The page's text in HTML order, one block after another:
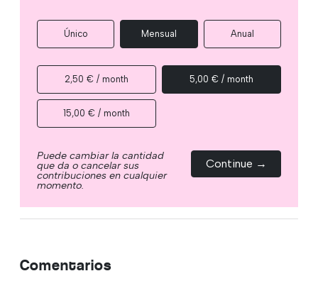
Único Mensual Anual
2,50 € / month 5,00 € / month
15,00 € / month
Puede cambiar la cantidad
que da o cancelar sus
contribuciones en cualquier
momento.
Continue →
Comentarios